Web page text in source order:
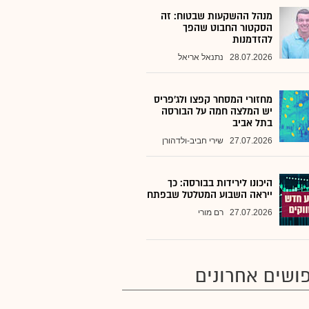
מנהל ההשקעות שבטוח: זה
הסקטור החבוט שהפך
להזדמנות
28.07.2026 נתנאל אריאל
מחזורי המסחר קפצו ולג'פריס
יש המלצה חמה על הבורסה
בתל אביב
27.07.2026 שירי חביב-ולדהורן
היכונו לירידות בבורסה: כך
ייראה השבוע המטלטל שבפתח
27.07.2026 רם מורי
אחרונים